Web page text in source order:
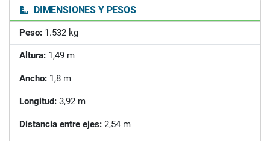
DIMENSIONES Y PESOS
Peso: 1.532 kg
Altura: 1,49 m
Ancho: 1,8 m
Longitud: 3,92 m
Distancia entre ejes: 2,54 m